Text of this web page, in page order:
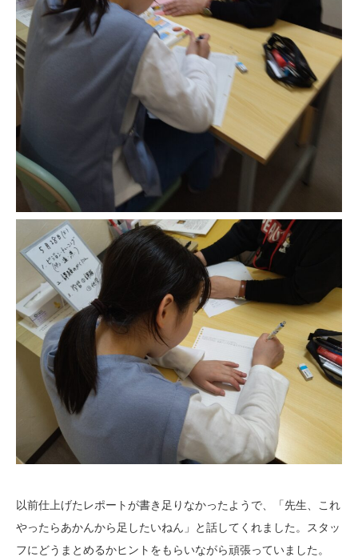
以前仕上げたレポートが書き足りなかったようで、「先生、これ
やったらあかんから足したいねん」と話してくれました。スタッ
フにどうまとめるかヒントをもらいながら頑張っていました。